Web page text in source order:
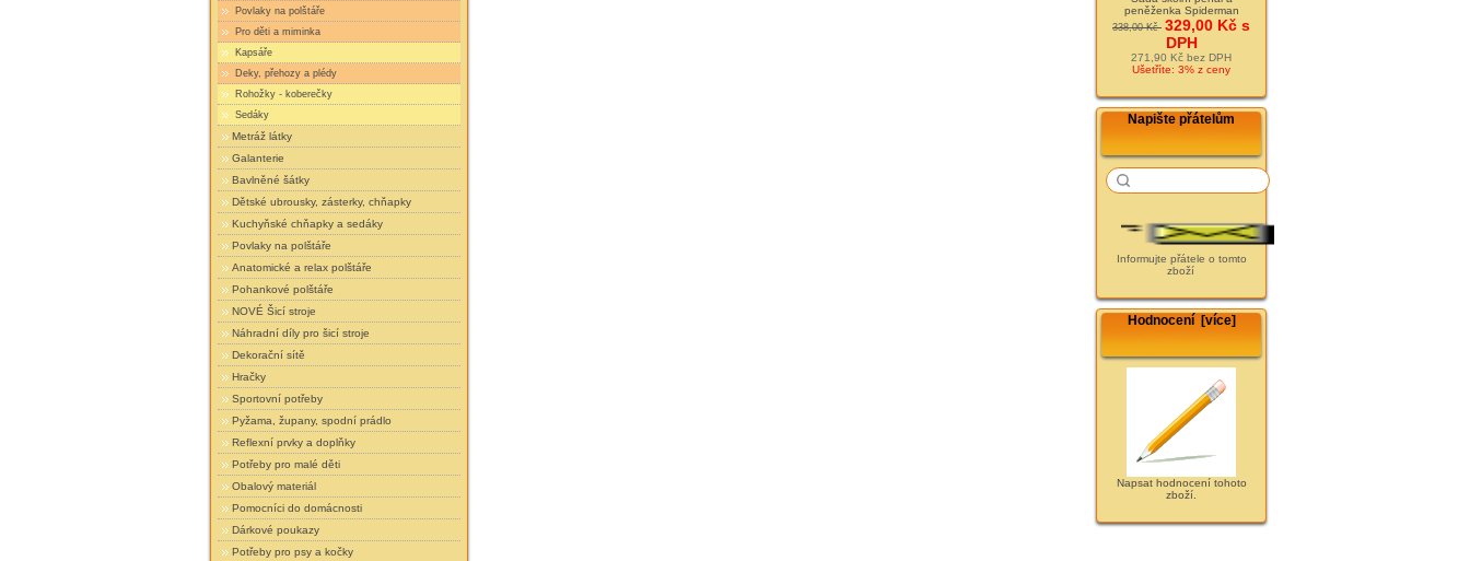
Povlaky na polštáře
Pro děti a miminka
Kapsáře
Deky, přehozy a plédy
Rohožky - koberečky
Sedáky
Metráž látky
Galanterie
Bavlněné šátky
Dětské ubrousky, zásterky, chňapky
Kuchyňské chňapky a sedáky
Povlaky na polštáře
Anatomické a relax polštáře
Pohankové polštáře
NOVÉ Šicí stroje
Náhradní díly pro šicí stroje
Dekorační sítě
Hračky
Sportovní potřeby
Pyžama, župany, spodní prádlo
Reflexní prvky a doplňky
Potřeby pro malé děti
Obalový materiál
Pomocníci do domácnosti
Dárkové poukazy
Potřeby pro psy a kočky
peněženka Spiderman
338,00 Kč 329,00 Kč s
DPH
271,90 Kč bez DPH
Ušetříte: 3% z ceny
Napište přátelům
Informujte přátele o tomto
zboží
Hodnocení [více]
Napsat hodnocení tohoto
zboží.